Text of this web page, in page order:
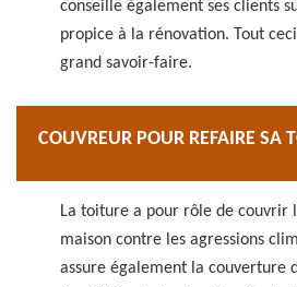
conseille également ses clients
propice à la rénovation. Tout
grand savoir-faire.
COUVREUR POUR REFAIRE SA
La toiture a pour rôle de couvrir
maison contre les agressions
assure également la couverture